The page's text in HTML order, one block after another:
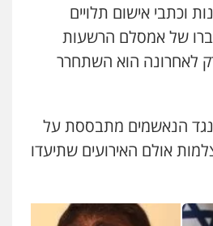
וכתבי אישום תלויים
של אמסלם הרשעות
לאחרונה הוא השתחרר
הנאשמים מתבססת על
אולם האירועים שתיעדו